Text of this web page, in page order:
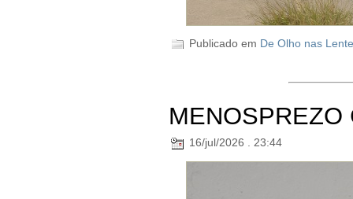
Publicado em De Olho nas
MENOSPREZO
16/jul/2026 . 23:44